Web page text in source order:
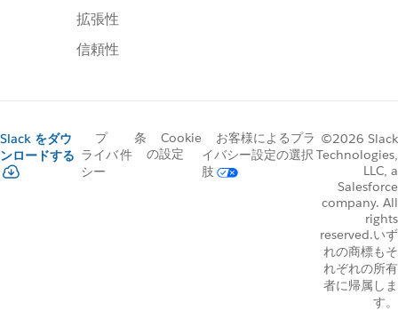
拡張性
信頼性
Slack をダウ
ンロードする
プ
ライバ
シー
条
件
Cookie
の設定
お客様によるプラ
イバシー設定の選択
肢
©2026 Slack
Technologies,
LLC, a
Salesforce
company. All
rights
reserved.いず
れの商標もそ
れぞれの所有
者に帰属しま
す。